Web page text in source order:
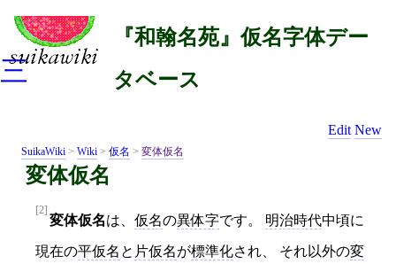
『和翰名苑』仮名字体デー
タベース
Edit New
SuikaWiki > Wiki > 仮名 > 変体仮名
変体仮名
[2]
変体仮名は、 仮名の異体字です。 明治時代中頃に
現在の平仮名 と 片仮名が標準化され、 それ以外の変
三